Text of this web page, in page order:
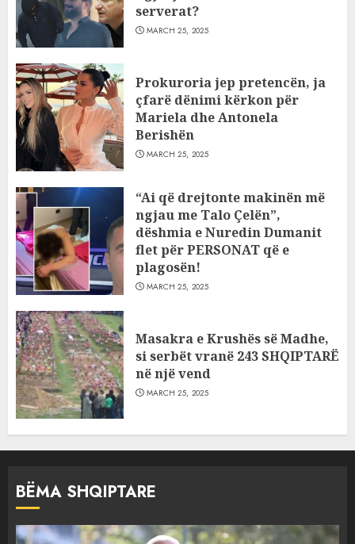
serverat?
MARCH 25, 2025
Prokuroria jep pretencën, ja
çfarë dënimi kërkon për
Mariela dhe Antonela
Berishën
MARCH 25, 2025
“Ai që drejtonte makinën më
ngjau me Talo Çelën”,
dëshmia e Nuredin Dumanit
flet për PERSONAT që e
plagosën!
MARCH 25, 2025
Masakra e Krushës së Madhe,
si serbët vranë 243 SHQIPTARË
në një vend
MARCH 25, 2025
BËMA SHQIPTARE